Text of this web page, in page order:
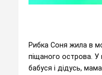
Рибка Соня жила в
піщаного острова. У
бабуся і дідусь,